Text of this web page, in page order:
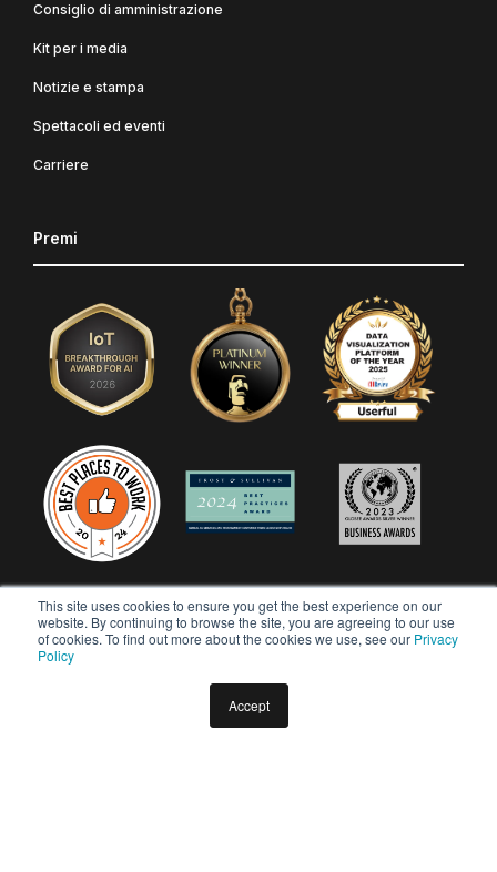
This site uses cookies to ensure you get the best experience on our
website. By continuing to browse the site, you are agreeing to our use
of cookies. To find out more about the cookies we use, see our Privacy
Policy
Accept
Consiglio di amministrazione
Kit per i media
Notizie e stampa
Spettacoli ed eventi
Carriere
Premi